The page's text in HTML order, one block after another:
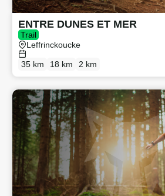
ENTRE DUNES ET MER
Trail
Leffrinckoucke
35 km 18 km 2 km